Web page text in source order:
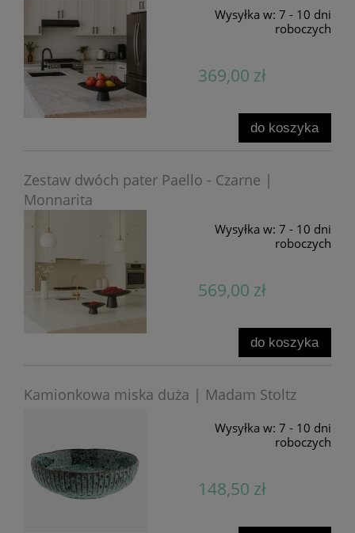
Wysyłka w: 7 - 10 dni
roboczych
369,00 zł
do koszyka
Zestaw dwóch pater Paello - Czarne |
Monnarita
Wysyłka w: 7 - 10 dni
roboczych
569,00 zł
do koszyka
Kamionkowa miska duża | Madam Stoltz
Wysyłka w: 7 - 10 dni
roboczych
148,50 zł